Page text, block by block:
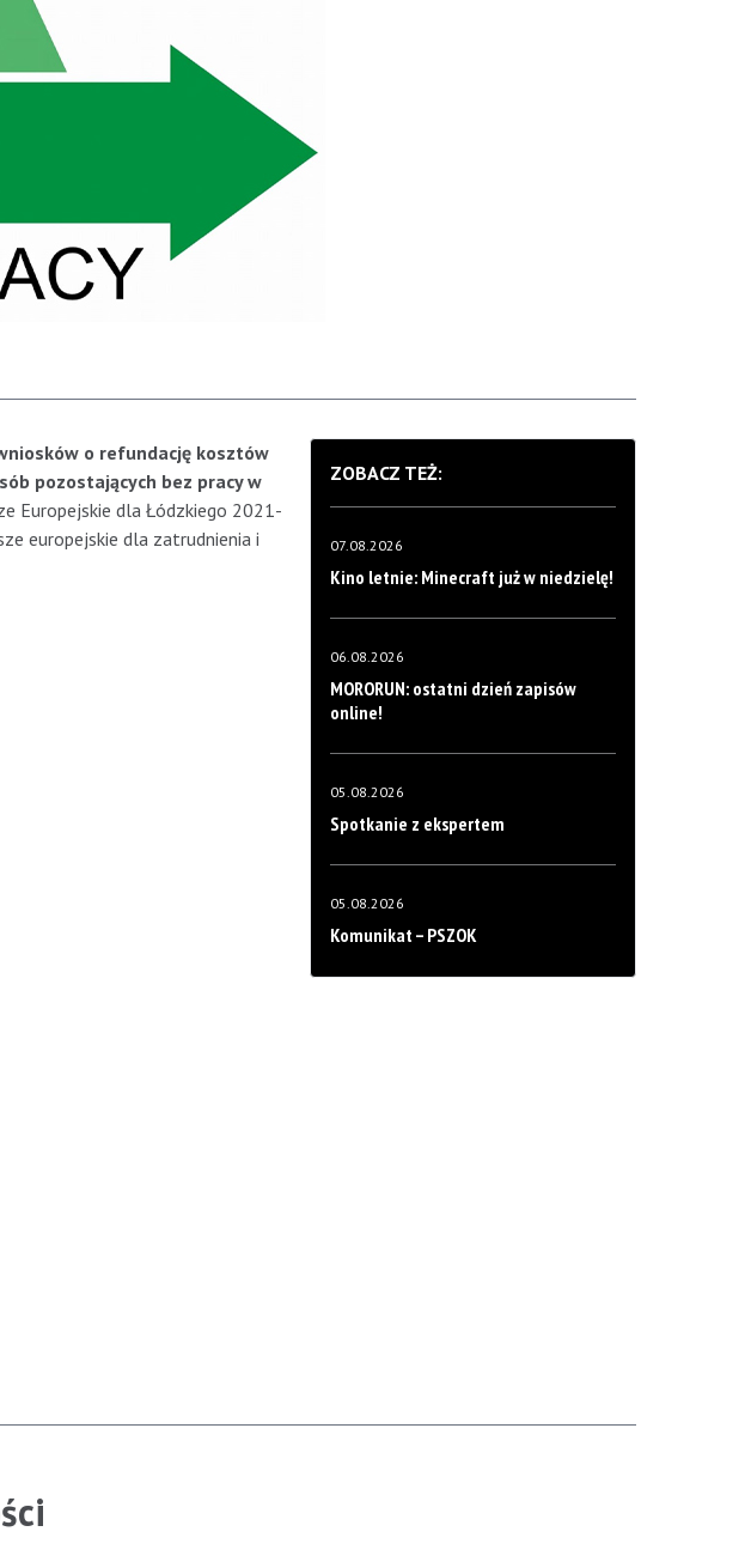
o refundację kosztów
pozostających bez pracy w
Europejskie dla Łódzkiego 2021-
europejskie dla zatrudnienia i
ZOBACZ TEŻ:
07.08.2026
Kino letnie: Minecraft już w niedzielę!
06.08.2026
MORORUN: ostatni dzień zapisów
online!
05.08.2026
Spotkanie z ekspertem
05.08.2026
Komunikat – PSZOK